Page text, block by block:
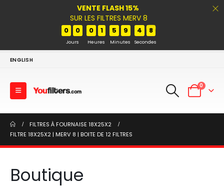
VENTE FLASH 15%
SUR LES FILTRES MERV 8
0 0
Jours
0 1
Heures
5 9
Minutes
4 7
Secondes
ENGLISH
0
FILTRES À FOURNAISE 18X25X2
FILTRE 18X25X2 | MERV 8 | BOITE DE 12 FILTRES
Boutique